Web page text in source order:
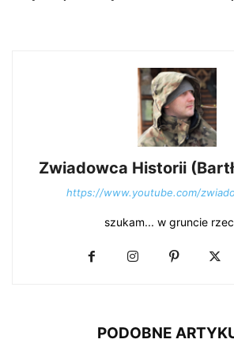
Zwiadowca Historii
https://www.youtube.com/
szukam... w gruncie
PODOBNE